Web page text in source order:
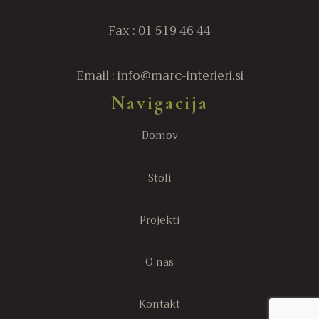
Fax : 01 519 46 44
Email : info@marc-interieri.si
Navigacija
Domov
Stoli
Projekti
O nas
Kontakt